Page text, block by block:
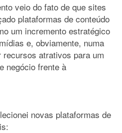
veio do fato de que sites
plataformas de conteúdo
um incremento estratégico
e, obviamente, numa
atrativos para um
negócio frente à
novas plataformas de